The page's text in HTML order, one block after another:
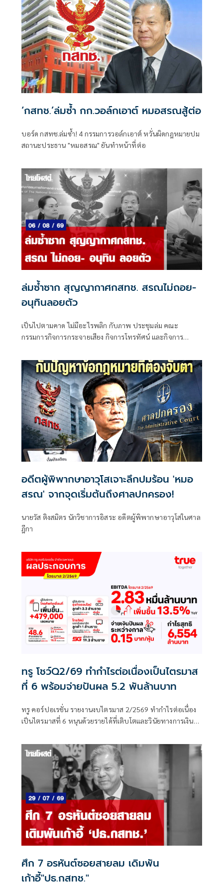
‘กสทช.’ล่มซํ้า กก.วอล์กเอาต์ หมอสรณสู้ต่อ
บอร์ด กสทช.ล่มซ้ำ! 4 กรรมการวอล์กเอาต์ หวั่นผิดกฎหมายปม
สถานะประธาน "หมอสรณ" ยันทำหน้าที่ต่อ
ล่มซ้ำซาก สุญญากาศกสทช. สรณไม่ถอย-
อนุทินลอยตัว
เป็นไปตามคาด ไม่มีอะไรพลิก กับภาพ ประชุมล่ม คณะ
กรรมการกิจการกระจายเสียง กิจการโทรทัศน์ และกิจการ
อดีตผู้พิพากษาอาวุโสเจาะลึกปมร้อน 'หมอ
สรณ' จากจุดเริ่มต้นถึงศาลปกครอง!
นายวัส ติงสมิตร นักวิชาการอิสระ อดีตผู้พิพากษาอาวุโสในศาล
ฎีกา
ทรู โชว์Q2/69 ทำกำไรต่อเนื่องเป็นไตรมาส
ที่ 6 พร้อมจ่ายปันผล 5.2 พันล้านบาท
ทรู คอร์ปอเรชั่น รายงานงบไตรมาส 2/2569 ทำกำไรต่อเนื่อง
เป็นไตรมาสที่ 6 หนุนด้วยรายได้ที่เติบโตและวินัยทางการเงิน
หมื่นล้านบาท เพิ่มขึ้น 13.5%
ศึก 7 อรหันต์ซอยสายลม เดิมพัน
เก้าอี้"ปธ.กสทช."